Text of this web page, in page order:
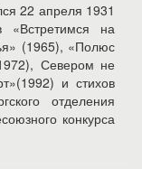
22 апреля 1931
«Встретимся на
(1965), «Полюс
Севером не
и стихов
отделения
конкурса